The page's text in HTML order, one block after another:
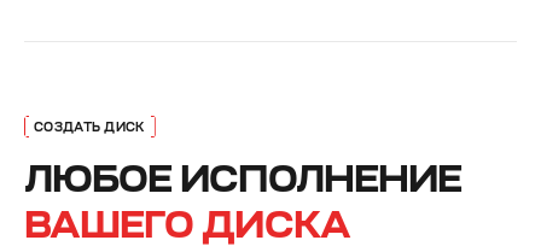
ЛЮБОЕ ИСПОЛНЕНИЕ
ВАШЕГО ДИСКА